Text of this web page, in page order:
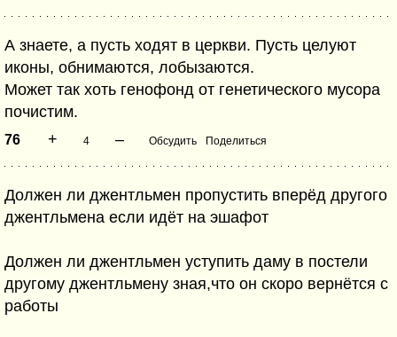
А знаете, а пусть ходят в церкви. Пусть целуют
иконы, обнимаются, лобызаются.
Может так хоть генофонд от генетического мусора
почистим.
76 + 4 – Обсудить Поделиться
Должен ли джентльмен пропустить вперёд другого
джентльмена если идёт на эшафот
Должен ли джентльмен уступить даму в постели
другому джентльмену зная,что он скоро вернётся с
работы